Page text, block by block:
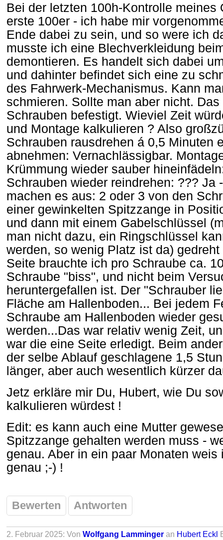
Bei der letzten 100h-Kontrolle meines
erste 100er - ich habe mir
Ende dabei zu sein, und so were ich
musste ich eine Blechverkleidung
demontieren. Es handelt sich dabei
und dahinter befindet sich eine zu
des Fahrwerk-Mechanismus. Kann
schmieren. Sollte man aber nicht.
Schrauben befestigt. Wieviel Zeit
und Montage kalkulieren ? Also
Schrauben rausdrehen á 0,5 Minuten
abnehmen: Vernachlässigbar.
Krümmung wieder sauber
Schrauben wieder reindrehen: ??? Ja
machen es aus: 2 oder 3 von den
einer gewinkelten Spitzzange in
und dann mit einem Gabelschlüssel
man nicht dazu, ein Ringschlüssel
werden, so wenig Platz ist da)
Seite brauchte ich pro Schraube ca.
Schraube "biss", und nicht beim
heruntergefallen ist. Der "Schrauber
Fläche am Hallenboden... Bei jedem
Schraube am Hallenboden wieder
werden...Das war relativ wenig Zeit,
war die eine Seite erledigt. Beim
der selbe Ablauf geschlagene 1,5
länger, aber auch wesentlich kürzer
Jetz erkläre mir Du, Hubert, wie Du
kalkulieren würdest !
Edit: es kann auch eine Mutter
Spitzzange gehalten werden muss -
genau. Aber in ein paar Monaten
genau ;-) !
Bewerten Antworten
2. Februar 2025: Von Wolfgang Lamminger an Hubert Eckl